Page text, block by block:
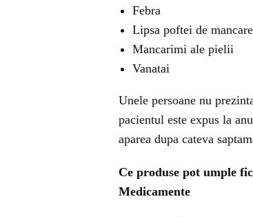
Febra
Lipsa poftei de mancare
Mancarimi ale pielii
Vanatai
Unele persoane nu
pacientul este expus la
aparea dupa cateva
Ce produse pot umple
Medicamente